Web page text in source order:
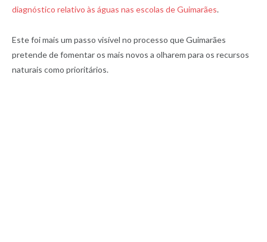
diagnóstico relativo às águas nas escolas de Guimarães.
Este foi mais um passo visível no processo que Guimarães
pretende de fomentar os mais novos a olharem para os recursos
naturais como prioritários.